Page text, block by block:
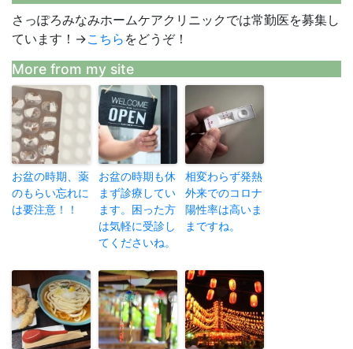
さっぽろみなみホームケアクリニックでは常勤医を募集し
ています！→こちら をどうぞ！
More from my site
お盆の時期、薬
のもらい忘れに
は要注意！！
お盆の時期も休
まず診療してい
ます。困った方
は気軽に受診し
てくださいね。
相変わらず発熱
外来でのコロナ
陽性率は高いま
まですね。